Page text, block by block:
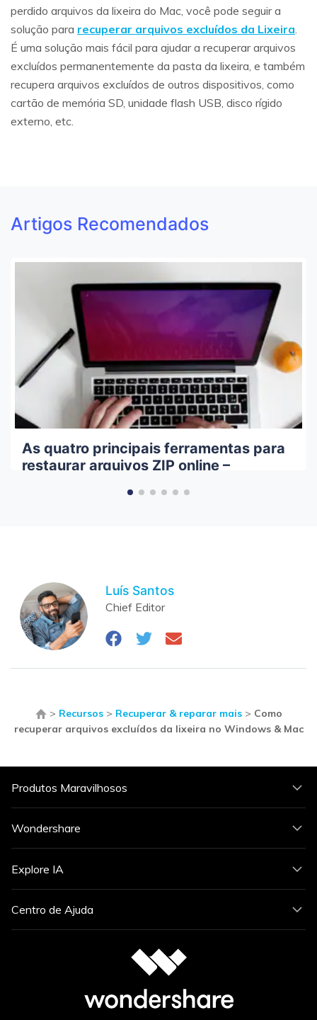
perdido arquivos da lixeira do Mac, você pode seguir a
solução para recuperar arquivos excluídos da Lixeira
É uma solução mais fácil para ajudar a recuperar arquivos
excluídos permanentemente da pasta da lixeira, e também
recupera arquivos excluídos de outros dispositivos, como
cartão de memória SD, unidade flash USB, disco rígido
externo, etc.
Artigos Recomendados
As quatro principais ferramentas para
restaurar arquivos ZIP online –
Luís Santos
Chief Editor
> Recursos> Recuperar & reparar mais> Como
recuperar arquivos excluídos da lixeira no Windows & Mac
Produtos Maravilhosos
Wondershare
Explore IA
Centro de Ajuda